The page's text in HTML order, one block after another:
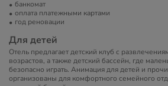
банкомат
оплата платежными картами
год реновации
Для детей
Отель предлагает детский клуб с
возрастов, а также детский бассейн, где
безопасно играть. Анимация для детей и
организованы для комфортного семейного